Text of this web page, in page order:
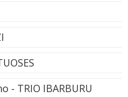
- TRIO IBARBURU